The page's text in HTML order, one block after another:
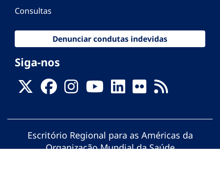
Consultas
Denunciar condutas indevidas
Siga-nos
Escritório Regional para as Américas da
Organização Mundial da Saúde